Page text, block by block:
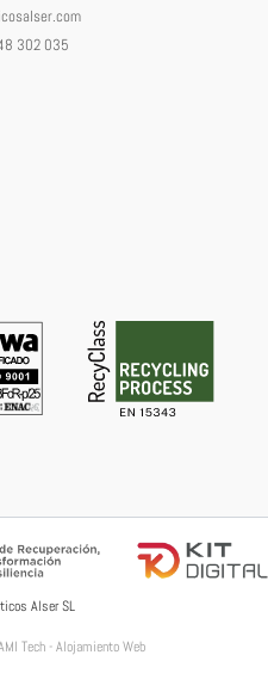
302 035
Alser SL
Tech - Alojamiento Web